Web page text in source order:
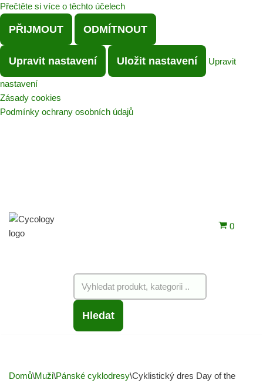
Přečtěte si více o těchto účelech
PŘIJMOUT ODMÍTNOUT
Upravit nastavení Uložit nastavení Upravit
nastavení
Zásady cookies
Podmínky ochrany osobních údajů
Hledat
0
Domů\Muži\Pánské cyklodresy\Cyklistický dres Day of the